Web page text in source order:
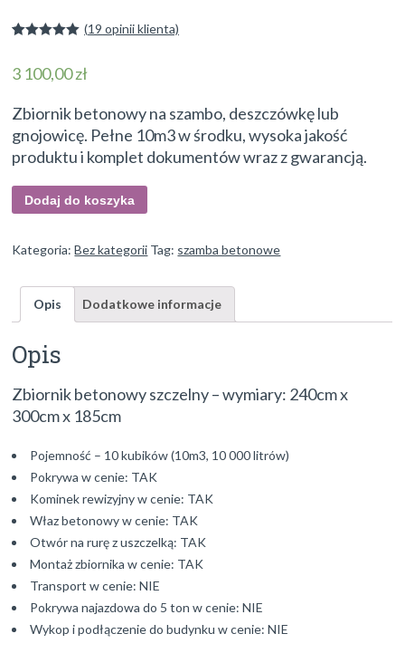
podstawie
(19 opinii klienta)
3 100,00zł
Zbiornik betonowy na szambo, deszczówkę lub
gnojowicę. Pełne 10m3 w środku, wysoka jakość
produktu i komplet dokumentów wraz z gwarancją.
Dodaj do koszyka
Kategoria:Bez kategorii Tag: szamba betonowe
Opis Dodatkowe informacje
Opis
Zbiornik betonowy szczelny – wymiary: 240cm x
300cm x 185cm
Pojemność – 10 kubików (10m3, 10 000 litrów)
Pokrywa w cenie: TAK
Kominek rewizyjny w cenie: TAK
Właz betonowy w cenie: TAK
Otwór na rurę z uszczelką: TAK
Montaż zbiornika w cenie: TAK
Transport w cenie: NIE
Pokrywa najazdowa do 5 ton w cenie: NIE
Wykop i podłączenie do budynku w cenie: NIE